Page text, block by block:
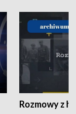
Rozmowy z